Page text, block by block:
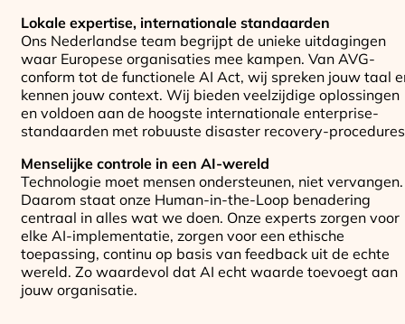
Lokale expertise, internationale standaarden
Ons Nederlandse team begrijpt de unieke uitdagingen
waar Europese organisaties mee kampen. Van AVG-
conform tot de functionele AI Act, wij spreken jouw taal
kennen jouw context. Wij bieden veelzijdige oplossingen
en voldoen aan de hoogste internationale enterprise-
standaarden met robuuste disaster recovery-
Menselijke controle in een AI-wereld
Technologie moet mensen ondersteunen, niet vervangen.
Daarom staat onze Human-in-the-Loop benadering
centraal in alles wat we doen. Onze experts zorgen voor
elke AI-implementatie, zorgen voor een ethische
toepassing, continu op basis van feedback uit de echte
wereld. Zo waardevol dat AI echt waarde toevoegt aan
jouw organisatie.